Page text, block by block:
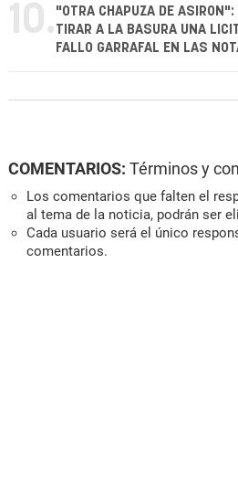
10. "OTRA CHAPUZA DE ASIRON":
TIRAR A LA BASURA UNA
FALLO GARRAFAL EN LAS
COMENTARIOS: Términos y
Los comentarios que falten el
al tema de la noticia, podrán ser
Cada usuario será el único
comentarios.